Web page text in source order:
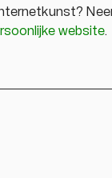
website.